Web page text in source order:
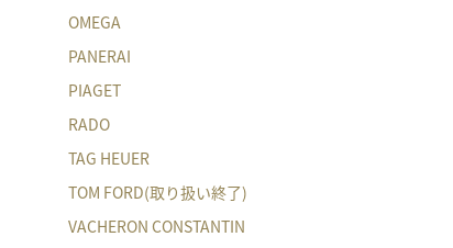
OMEGA
PANERAI
PIAGET
RADO
TAG HEUER
TOM FORD(取り扱い終了)
VACHERON CONSTANTIN